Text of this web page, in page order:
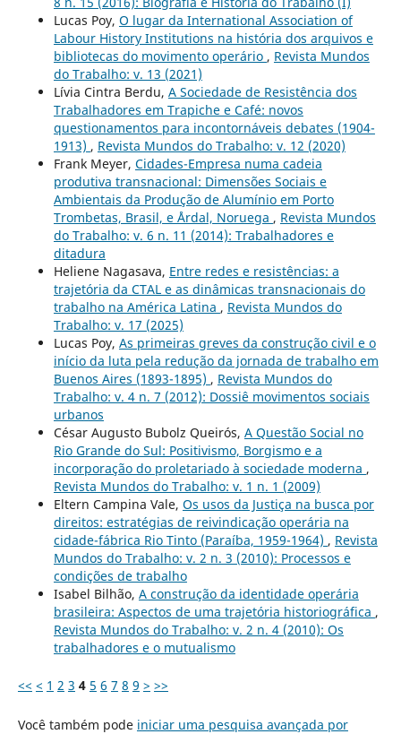
Lucas Poy, O lugar da International Association of
Labour History Institutions na história dos arquivos e
bibliotecas do movimento operário , Revista Mundos
do Trabalho: v. 13 (2021)
Lívia Cintra Berdu, A Sociedade de Resistência dos
Trabalhadores em Trapiche e Café: novos
questionamentos para incontornáveis debates (1904-
1913) , Revista Mundos do Trabalho: v. 12 (2020)
Frank Meyer, Cidades-Empresa numa cadeia
produtiva transnacional: Dimensões Sociais e
Ambientais da Produção de Alumínio em Porto
Trombetas, Brasil, e Årdal, Noruega , Revista Mundos
do Trabalho: v. 6 n. 11 (2014): Trabalhadores e
ditadura
Heliene Nagasava, Entre redes e resistências: a
trajetória da CTAL e as dinâmicas transnacionais do
trabalho na América Latina , Revista Mundos do
Trabalho: v. 17 (2025)
Lucas Poy, As primeiras greves da construção civil e o
início da luta pela redução da jornada de trabalho em
Buenos Aires (1893-1895) , Revista Mundos do
Trabalho: v. 4 n. 7 (2012): Dossiê movimentos sociais
urbanos
César Augusto Bubolz Queirós, A Questão Social no
Rio Grande do Sul: Positivismo, Borgismo e a
incorporação do proletariado à sociedade moderna ,
Revista Mundos do Trabalho: v. 1 n. 1 (2009)
Eltern Campina Vale, Os usos da Justiça na busca por
direitos: estratégias de reivindicação operária na
cidade-fábrica Rio Tinto (Paraíba, 1959-1964) , Revista
Mundos do Trabalho: v. 2 n. 3 (2010): Processos e
condições de trabalho
Isabel Bilhão, A construção da identidade operária
brasileira: Aspectos de uma trajetória historiográfica ,
Revista Mundos do Trabalho: v. 2 n. 4 (2010): Os
trabalhadores e o mutualismo
<< < 1 2 3 4 5 6 7 8 9 > >>
Você também pode iniciar uma pesquisa avançada por